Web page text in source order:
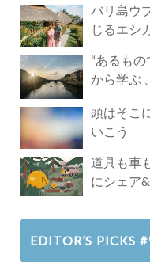
バリ島ウ
じるエシ
“あるも
から学ぶ
頭はそこ
いこう
道具も車
にシェア
EDITOR’S PICKS